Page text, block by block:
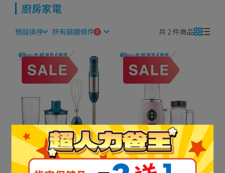
廚房家電
預設排序 所有篩選條件 共 2 件商品
【KINYO】多功能變速調
理棒四件組 (JC-35)
NT$1,080NT$2,080
【KINYO】輕復古雙享隨
行果汁機(JR-250)
NT$1,080NT$2,280